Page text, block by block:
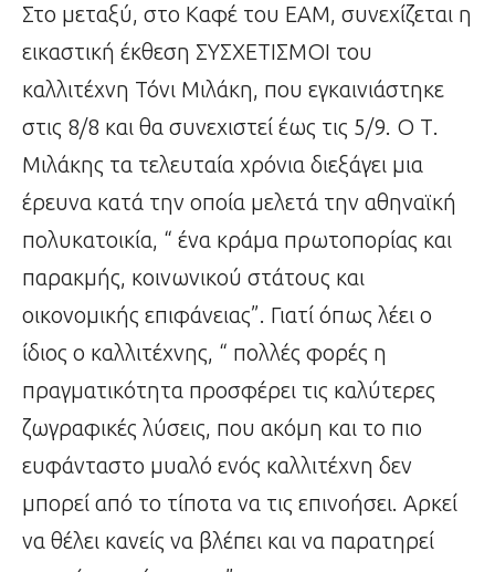
Στο μεταξύ, στο Καφέ του ΕΑΜ, συνεχίζεται η
εικαστική έκθεση ΣΥΣΧΕΤΙΣΜΟΙ του
καλλιτέχνη Τόνι Μιλάκη, που εγκαινιάστηκε
στις 8/8 και θα συνεχιστεί έως τις 5/9. Ο Τ.
Μιλάκης τα τελευταία χρόνια διεξάγει μια
έρευνα κατά την οποία μελετά την αθηναϊκή
πολυκατοικία, “ ένα κράμα πρωτοπορίας και
παρακμής, κοινωνικού στάτους και
οικονομικής επιφάνειας”. Γιατί όπως λέει ο
ίδιος ο καλλιτέχνης, “ πολλές φορές η
πραγματικότητα προσφέρει τις καλύτερες
ζωγραφικές λύσεις, που ακόμη και το πιο
ευφάνταστο μυαλό ενός καλλιτέχνη δεν
μπορεί από το τίποτα να τις επινοήσει. Αρκεί
να θέλει κανείς να βλέπει και να παρατηρεί